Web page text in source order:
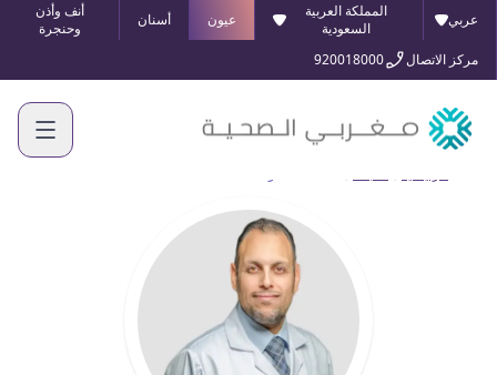
عربي
المملكة العربية
السعودية
عيون أسنان
أنف وأذن
وحنجرة
مركز الاتصال
920018000